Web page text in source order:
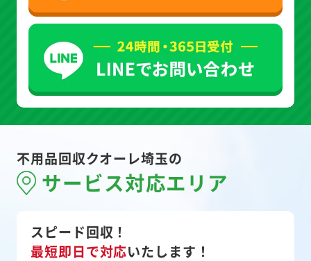
不用品回収クオーレ埼玉の
サービス対応エリア
スピード回収！
最短即日で対応いたします！